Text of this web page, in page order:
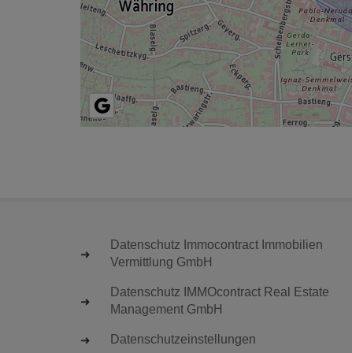
Datenschutz Immocontract Immobilien
Vermittlung GmbH
Datenschutz IMMOcontract Real Estate
Management GmbH
Datenschutzeinstellungen